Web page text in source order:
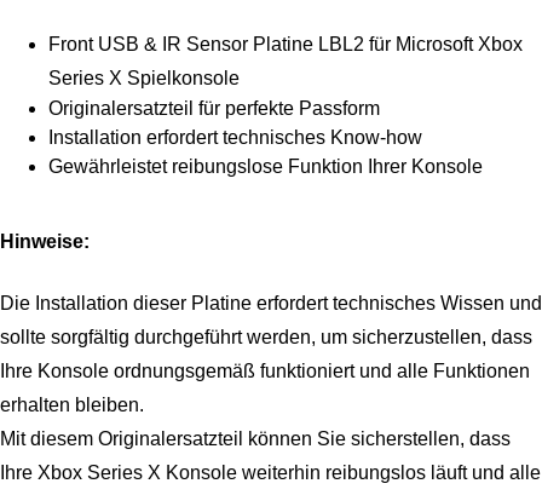
Front USB & IR Sensor Platine LBL2 für Microsoft Xbox
Series X Spielkonsole
Originalersatzteil für perfekte Passform
Installation erfordert technisches Know-how
Gewährleistet reibungslose Funktion Ihrer Konsole
Hinweise:
Die Installation dieser Platine erfordert technisches Wissen und
sollte sorgfältig durchgeführt werden, um sicherzustellen, dass
Ihre Konsole ordnungsgemäß funktioniert und alle Funktionen
erhalten bleiben.
Mit diesem Originalersatzteil können Sie sicherstellen, dass
Ihre Xbox Series X Konsole weiterhin reibungslos läuft und alle